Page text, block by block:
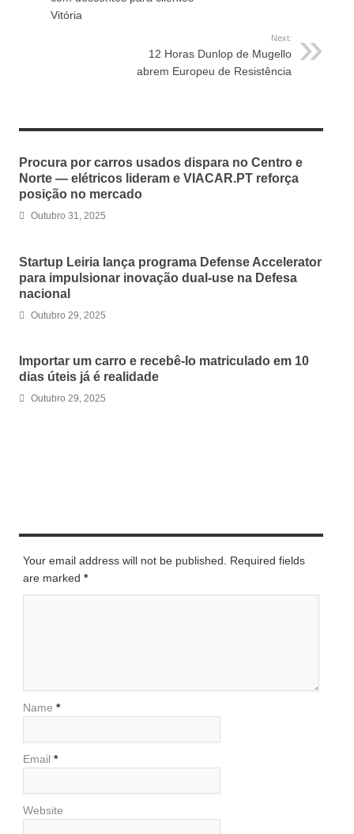
Vitória
Next:
12 Horas Dunlop de Mugello
abrem Europeu de Resistência
Procura por carros usados dispara no Centro e
Norte — elétricos lideram e VIACAR.PT reforça
posição no mercado
Outubro 31, 2025
Startup Leiria lança programa Defense Accelerator
para impulsionar inovação dual-use na Defesa
nacional
Outubro 29, 2025
Importar um carro e recebê-lo matriculado em 10
dias úteis já é realidade
Outubro 29, 2025
Your email address will not be published. Required fields
are marked *
Name *
Email *
Website